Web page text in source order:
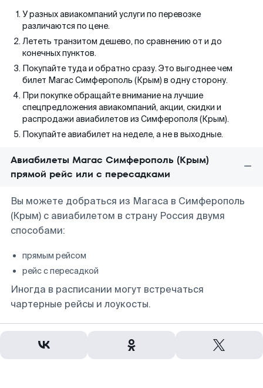
У разных авиакомпаний услуги по перевозке
различаются по цене.
Лететь транзитом дешево, по сравнению от и до
конечных пунктов.
Покупайте туда и обратно сразу. Это выгоднее чем
билет Магас Симферополь (Крым) в одну сторону.
При покупке обращайте внимание на лучшие
спецпредложения авиакомпаний, акции, скидки и
распродажи авиабилетов из Симферополя (Крым).
Покупайте авиабилет на неделе, а не в выходные.
Авиабилеты Магас Симферополь (Крым)
прямой рейс или с пересадками
Вы можете добраться из Магаса в Симферополь
(Крым) с авиабилетом в страну Россия двумя
способами:
прямым рейсом
рейс с пересадкой
Иногда в расписании могут встречаться
чартерные рейсы и лоукосты.